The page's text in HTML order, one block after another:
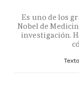
Es uno de los
Nobel de
investigación.